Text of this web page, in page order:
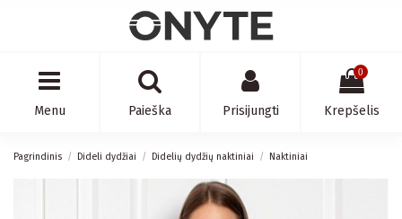
Menu Paieška Prisijungti
0
Krepšelis
Pagrindinis Dideli dydžiai Didelių dydžių naktiniai Naktiniai